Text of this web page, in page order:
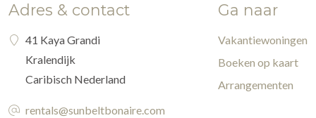
Adres & contact
41 Kaya Grandi
Kralendijk
Caribisch Nederland
rentals@sunbeltbonaire.com
Ga naar
Vakantiewoningen
Boeken op kaart
Arrangementen